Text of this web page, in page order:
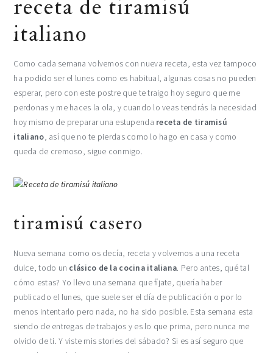
receta de tiramisú
italiano
Como cada semana volvemos con nueva receta, esta vez tampoco
ha podido ser el lunes como es habitual, algunas cosas no pueden
esperar, pero con este postre que te traigo hoy seguro que me
perdonas y me haces la ola, y cuando lo veas tendrás la necesidad
hoy mismo de preparar una estupenda receta de tiramisú
italiano, así que no te pierdas como lo hago en casa y como
queda de cremoso, sigue conmigo.
tiramisú casero
Nueva semana como os decía, receta y volvemos a una receta
dulce, todo un clásico de la cocina italiana. Pero antes, qué tal
cómo estas? Yo llevo una semana que fíjate, quería haber
publicado el lunes, que suele ser el día de publicación o por lo
menos intentarlo pero nada, no ha sido posible. Esta semana esta
siendo de entregas de trabajos y es lo que prima, pero nunca me
olvido de ti. Y viste mis stories del sábado? Si es así seguro que